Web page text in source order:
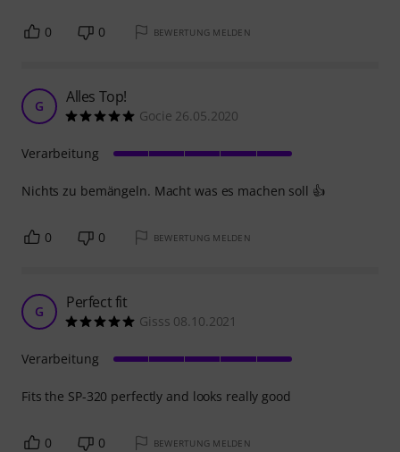
0 0 BEWERTUNG MELDEN
G Alles Top!
Gocie 26.05.2020
Nichts zu bemängeln. Macht was es machen soll 👍
Verarbeitung
0 0 BEWERTUNG MELDEN
G Perfect fit
Gisss 08.10.2021
Fits the SP-320 perfectly and looks really good
Verarbeitung
0 0 BEWERTUNG MELDEN